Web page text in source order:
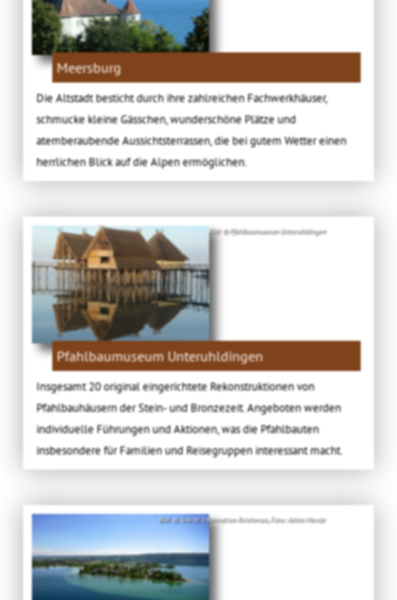
Meersburg
Die Altstadt besticht durch ihre zahlreichen Fachwerkhäuser,
schmucke kleine Gässchen, wunderschöne Plätze und
atemberaubende Aussichtsterrassen, die bei gutem Wetter einen
herrlichen Blick auf die Alpen ermöglichen.
Bild: © Pfahlbaumuseum Unteruhldingen
Pfahlbaumuseum Unteruhldingen
Insgesamt 20 original eingerichtete Rekonstruktionen von
Pfahlbauhäusern der Stein- und Bronzezeit. Angeboten werden
individuelle Führungen und Aktionen, was die Pfahlbauten
insbesondere für Familien und Reisegruppen interessant macht.
Bild: © Tourist-Information Reichenau, Foto: Achim Mende